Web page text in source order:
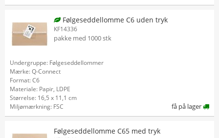
Følgeseddellomme C6 uden tryk
KF14336
pakke med 1000 stk
Undergruppe: Følgeseddellommer
Mærke: Q-Connect
Format: C6
Materiale: Papir, LDPE
Størrelse: 16,5 x 11,1 cm
Miljømærkning: FSC
få på lager
Følgeseddellomme C65 med tryk